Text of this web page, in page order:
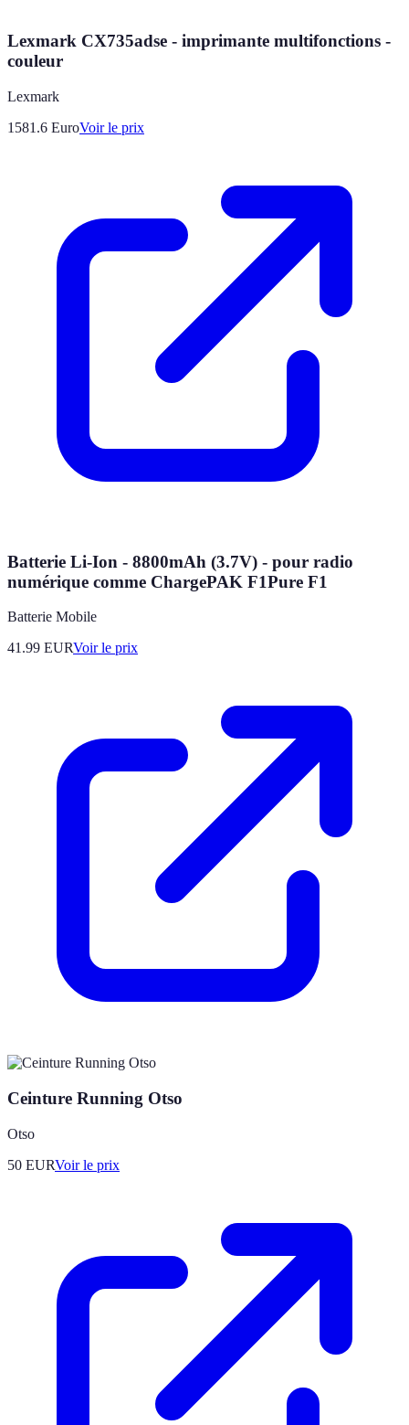
Lexmark CX735adse - imprimante multifonctions -
couleur
Lexmark
1581.6 EuroVoir le prix
Batterie Li-Ion - 8800mAh (3.7V) - pour radio
numérique comme ChargePAK F1Pure F1
Batterie Mobile
41.99 EURVoir le prix
Ceinture Running Otso
Otso
50 EURVoir le prix